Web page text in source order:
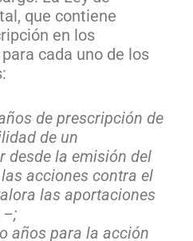
que contiene
en los
cada uno de los
de prescripción de
de un
desde la emisión del
acciones contra el
las aportaciones
–;
años para la acción